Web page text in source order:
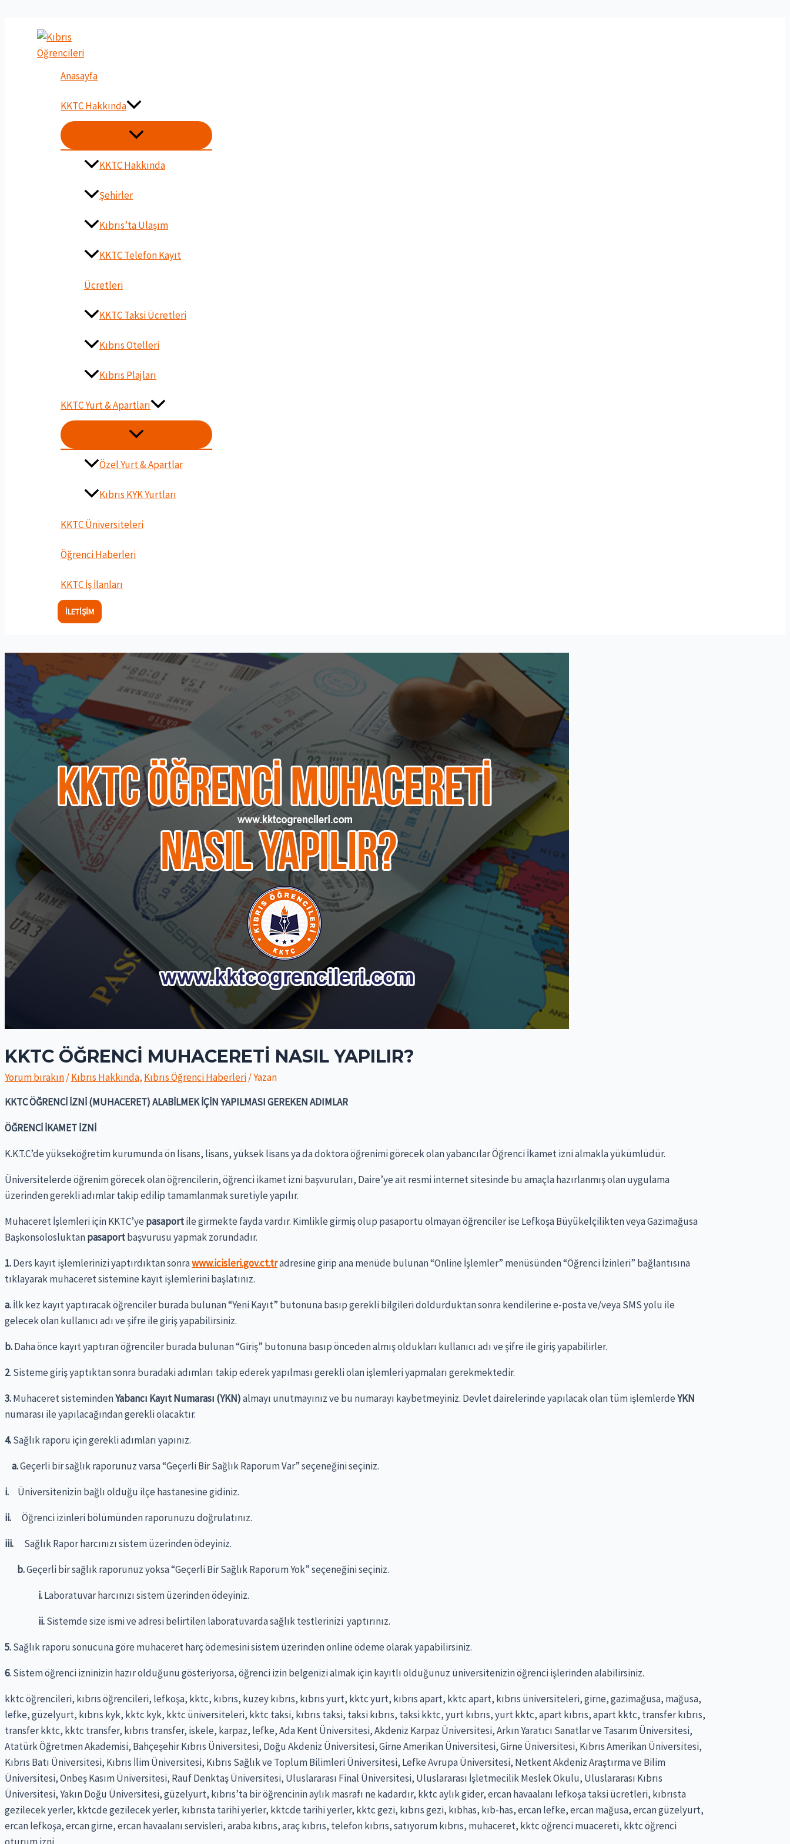
Anasayfa
KKTC Hakkında
MENU
DÜĞMESI
KKTC Hakkında
Şehirler
Kıbrıs’ta Ulaşım
KKTC Telefon Kayıt
Ücretleri
KKTC Taksi Ücretleri
Kıbrıs Otelleri
Kıbrıs Plajları
KKTC Yurt & Apartları
MENU
DÜĞMESI
Özel Yurt & Apartlar
Kıbrıs KYK Yurtları
KKTC Üniversiteleri
Öğrenci Haberleri
KKTC İş İlanları
İLETIŞIM
KKTC ÖĞRENCİ MUHACERETİ NASIL YAPILIR?
Yorum bırakın/Kıbrıs Hakkında, Kıbrıs Öğrenci Haberleri/ Yazan
KKTC ÖĞRENCİ İZNİ (MUHACERET) ALABİLMEK İÇİN YAPILMASI GEREKEN ADIMLAR
ÖĞRENCİ İKAMET İZNİ
K.K.T.C’de yükseköğretim kurumunda ön lisans, lisans, yüksek lisans ya da doktora öğrenimi görecek olan yabancılar Öğrenci İkamet izni almakla yükümlüdür.
Üniversitelerde öğrenim görecek olan öğrencilerin, öğrenci ikamet izni başvuruları, Daire’ye ait resmi internet sitesinde bu amaçla hazırlanmış olan uygulama
üzerinden gerekli adımlar takip edilip tamamlanmak suretiyle yapılır.
Muhaceret İşlemleri için KKTC’yepasaportile girmekte fayda vardır. Kimlikle girmiş olup pasaportu olmayan öğrenciler ise Lefkoşa Büyükelçilikten veya Gazimağusa
Başkonsolosluktanpasaportbaşvurusu yapmak zorundadır.
1.Ders kayıt işlemlerinizi yaptırdıktan sonrawww.icisleri.gov.ct.tradresine girip ana menüde bulunan “Online İşlemler” menüsünden “Öğrenci İzinleri” bağlantısına
tıklayarak muhaceret sistemine kayıt işlemlerini başlatınız.
a.İlk kez kayıt yaptıracak öğrenciler burada bulunan “Yeni Kayıt” butonuna basıp gerekli bilgileri doldurduktan sonra kendilerine e-posta ve/veya SMS yolu ile
gelecek olan kullanıcı adı ve şifre ile giriş yapabilirsiniz.
b.Daha önce kayıt yaptıran öğrenciler burada bulunan “Giriş” butonuna basıp önceden almış oldukları kullanıcı adı ve şifre ile giriş yapabilirler.
2. Sisteme giriş yaptıktan sonra buradaki adımları takip ederek yapılması gerekli olan işlemleri yapmaları gerekmektedir.
3.Muhaceret sistemindenYabancı Kayıt Numarası (YKN)almayı unutmayınız ve bu numarayı kaybetmeyiniz. Devlet dairelerinde yapılacak olan tüm işlemlerdeYKN
numarası ile yapılacağından gerekli olacaktır.
4.Sağlık raporu için gerekli adımları yapınız.
a.Geçerli bir sağlık raporunuz varsa “Geçerli Bir Sağlık Raporum Var” seçeneğini seçiniz.
i. Üniversitenizin bağlı olduğu ilçe hastanesine gidiniz.
ii. Öğrenci izinleri bölümünden raporunuzu doğrulatınız.
iii. Sağlık Rapor harcınızı sistem üzerinden ödeyiniz.
b.Geçerli bir sağlık raporunuz yoksa “Geçerli Bir Sağlık Raporum Yok” seçeneğini seçiniz.
i.Laboratuvar harcınızı sistem üzerinden ödeyiniz.
ii.Sistemde size ismi ve adresi belirtilen laboratuvarda sağlık testlerinizi yaptırınız.
5.Sağlık raporu sonucuna göre muhaceret harç ödemesini sistem üzerinden online ödeme olarak yapabilirsiniz.
6. Sistem öğrenci izninizin hazır olduğunu gösteriyorsa, öğrenci izin belgenizi almak için kayıtlı olduğunuz üniversitenizin öğrenci işlerinden alabilirsiniz.
kktc öğrencileri, kıbrıs öğrencileri, lefkoşa, kktc, kıbrıs, kuzey kıbrıs, kıbrıs yurt, kktc yurt, kıbrıs apart, kktc apart, kıbrıs üniversiteleri, girne, gazimağusa, mağusa,
lefke, güzelyurt, kıbrıs kyk, kktc kyk, kktc üniversiteleri, kktc taksi, kıbrıs taksi, taksi kıbrıs, taksi kktc, yurt kıbrıs, yurt kktc, apart kıbrıs, apart kktc, transfer kıbrıs,
transfer kktc, kktc transfer, kıbrıs transfer, iskele, karpaz, lefke, Ada Kent Üniversitesi, Akdeniz Karpaz Üniversitesi, Arkın Yaratıcı Sanatlar ve Tasarım Üniversitesi,
Atatürk Öğretmen Akademisi, Bahçeşehir Kıbrıs Üniversitesi, Doğu Akdeniz Üniversitesi, Girne Amerikan Üniversitesi, Girne Üniversitesi, Kıbrıs Amerikan Üniversitesi,
Kıbrıs Batı Üniversitesi, Kıbrıs İlim Üniversitesi, Kıbrıs Sağlık ve Toplum Bilimleri Üniversitesi, Lefke Avrupa Üniversitesi, Netkent Akdeniz Araştırma ve Bilim
Üniversitesi, Onbeş Kasım Üniversitesi, Rauf Denktaş Üniversitesi, Uluslararası Final Üniversitesi, Uluslararası İşletmecilik Meslek Okulu, Uluslararası Kıbrıs
Üniversitesi, Yakın Doğu Üniversitesi, güzelyurt, kıbrıs’ta bir öğrencinin aylık masrafı ne kadardır, kktc aylık gider, ercan havaalanı lefkoşa taksi ücretleri, kıbrısta
gezilecek yerler, kktcde gezilecek yerler, kıbrısta tarihi yerler, kktcde tarihi yerler, kktc gezi, kıbrıs gezi, kıbhas, kıb-has, ercan lefke, ercan mağusa, ercan güzelyurt,
ercan lefkoşa, ercan girne, ercan havaalanı servisleri, araba kıbrıs, araç kıbrıs, telefon kıbrıs, satıyorum kıbrıs, muhaceret, kktc öğrenci muacereti, kktc öğrenci